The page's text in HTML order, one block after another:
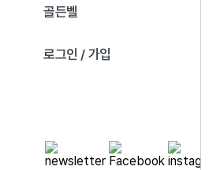
골든벨
로그인 / 가입